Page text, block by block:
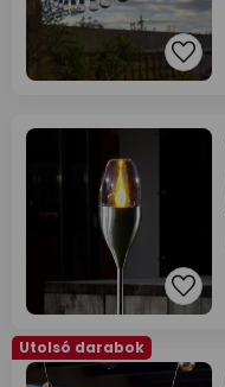
Utolsó darabok